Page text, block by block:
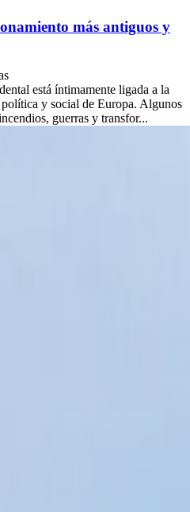
más antiguos y
está íntimamente ligada a la
y social de Europa. Algunos
guerras y transfor...